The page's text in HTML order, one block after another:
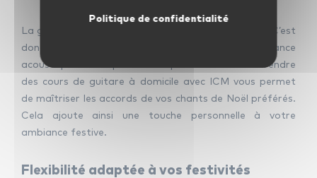
La guitare produit un son chaleureux et polyvalent. C’est
donc l’instrument parfait pour créer une ambiance
acoustique intime pendant la période de Noël. Prendre
des cours de guitare à domicile avec ICM vous permet
de maîtriser les accords de vos chants de Noël préférés.
Cela ajoute ainsi une touche personnelle à votre
ambiance festive.
Flexibilité adaptée à vos festivités
Politique de confidentialité